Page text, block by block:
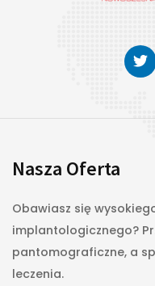
Nasza Oferta
Obawiasz się
implantologicznego?
pantomograficzne, a
leczenia.